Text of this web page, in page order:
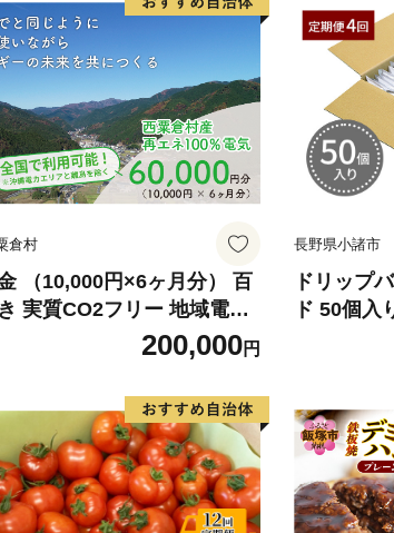
F4N-2336
倉村
（10,000円×6ヶ月分） 百
実質CO2フリー 地域電力
電気 脱炭素 ゼロカーボン 岡
粟倉村 【まずは寄付のお申
を！】e-vv-A06D
200,000円
長野県小諸市
ドリップ
ド 50個入